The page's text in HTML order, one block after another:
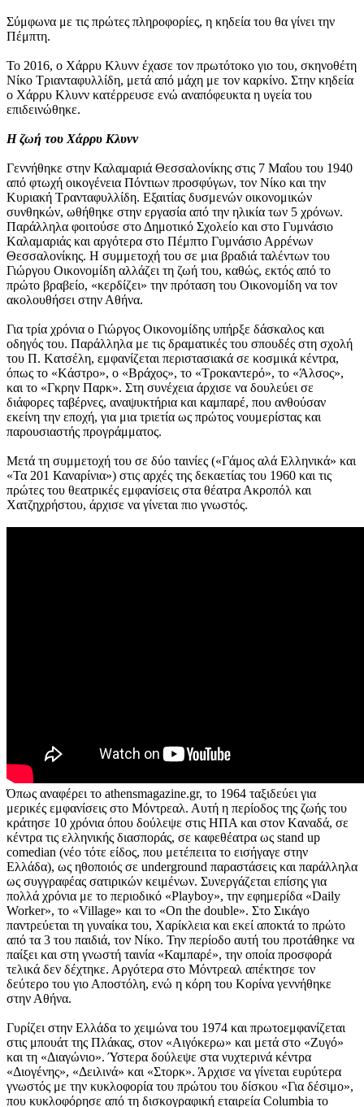
Σύμφωνα με τις πρώτες πληροφορίες, η κηδεία του θα γίνει την
Πέμπτη.
To 2016, o Χάρρυ Κλυνν έχασε τον πρωτότοκο γιο του, σκηνοθέτη
Νίκο Τριανταφυλλίδη, μετά από μάχη με τον καρκίνο. Στην κηδεία
ο Χάρρυ Κλυνν κατέρρευσε ενώ αναπόφευκτα η υγεία του
επιδεινώθηκε.
Η ζωή του Χάρρυ Κλυνν
Γεννήθηκε στην Καλαμαριά Θεσσαλονίκης στις 7 Μαΐου του 1940
από φτωχή οικογένεια Πόντιων προσφύγων, τον Νίκο και την
Κυριακή Τρανταφυλλίδη. Εξαιτίας δυσμενών οικονομικών
συνθηκών, ωθήθηκε στην εργασία από την ηλικία των 5 χρόνων.
Παράλληλα φοιτούσε στο Δημοτικό Σχολείο και στο Γυμνάσιο
Kαλαμαριάς και αργότερα στο Πέμπτο Γυμνάσιο Αρρένων
Θεσσαλονίκης. Η συμμετοχή του σε μια βραδιά ταλέντων του
Γιώργου Οικονομίδη αλλάζει τη ζωή του, καθώς, εκτός από το
πρώτο βραβείο, «κερδίζει» την πρόταση του Οικονομίδη να τον
ακολουθήσει στην Αθήνα.
Για τρία χρόνια ο Γιώργος Οικονομίδης υπήρξε δάσκαλος και
οδηγός του. Παράλληλα με τις δραματικές του σπουδές στη σχολή
του Π. Kατσέλη, εμφανίζεται περιστασιακά σε κοσμικά κέντρα,
όπως το «Kάστρο», ο «Bράχος», το «Tροκαντερό», το «Άλσος»,
και το «Γκρην Παρκ». Στη συνέχεια άρχισε να δουλεύει σε
διάφορες ταβέρνες, αναψυκτήρια και καμπαρέ, που ανθούσαν
εκείνη την εποχή, για μια τριετία ως πρώτος νουμερίστας και
παρουσιαστής προγράμματος.
Μετά τη συμμετοχή του σε δύο ταινίες («Γάμος αλά Ελληνικά» και
«Τα 201 Καναρίνια») στις αρχές της δεκαετίας του 1960 και τις
πρώτες του θεατρικές εμφανίσεις στα θέατρα Ακροπόλ και
Χατζηχρήστου, άρχισε να γίνεται πιο γνωστός.
Όπως αναφέρει το athensmagazine.gr, το 1964 ταξιδεύει για
μερικές εμφανίσεις στο Μόντρεαλ. Αυτή η περίοδος της ζωής του
κράτησε 10 χρόνια όπου δούλεψε στις HΠA και στον Kαναδά, σε
κέντρα τις ελληνικής διασποράς, σε καφεθέατρα ως stand up
comedian (νέο τότε είδος, που μετέπειτα το εισήγαγε στην
Ελλάδα), ως ηθοποιός σε underground παραστάσεις και παράλληλα
ως συγγραφέας σατιρικών κειμένων. Συνεργάζεται επίσης για
πολλά χρόνια με το περιοδικό «Playboy», την εφημερίδα «Daily
Worker», το «Village» και το «On the double». Στο Σικάγο
παντρεύεται τη γυναίκα του, Χαρίκλεια και εκεί αποκτά το πρώτο
από τα 3 του παιδιά, τον Νίκο. Την περίοδο αυτή του προτάθηκε να
παίξει και στη γνωστή ταινία «Καμπαρέ», την οποία προσφορά
τελικά δεν δέχτηκε. Αργότερα στο Μόντρεαλ απέκτησε τον
δεύτερο του γιο Αποστόλη, ενώ η κόρη του Κορίνα γεννήθηκε
στην Αθήνα.
Γυρίζει στην Ελλάδα το χειμώνα του 1974 και πρωτοεμφανίζεται
στις μπουάτ της Πλάκας, στον «Aιγόκερω» και μετά στο «Zυγό»
και τη «Διαγώνιο». Ύστερα δούλεψε στα νυχτερινά κέντρα
«Διογένης», «Δειλινά» και «Στορκ». Άρχισε να γίνεται ευρύτερα
γνωστός με την κυκλοφορία του πρώτου του δίσκου «Για δέσιμο»,
που κυκλοφόρησε από τη δισκογραφική εταιρεία Columbia το